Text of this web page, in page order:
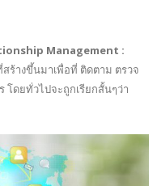
Management :
ร้างขึ้นมาเพื่อที่ ติดตาม ตรวจ
โดยทั่วไปจะถูกเรียกสั้นๆว่า